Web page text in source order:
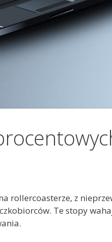
rollercoasterze, z
Te stopy